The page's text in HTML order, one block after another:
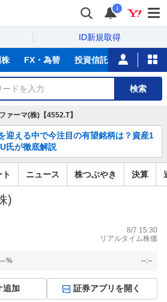
i
ID新規取得
FX・為替 投資信託 ニュース
検索
ァーマ(株)【4552.T】
迎える中で今注目の有望銘柄は？資産1
氏が徹底解説
ニュース 株つぶやき 決算
)
8/7 15:30
リアルタイム株価
% --:--
追加 証券アプリを開く